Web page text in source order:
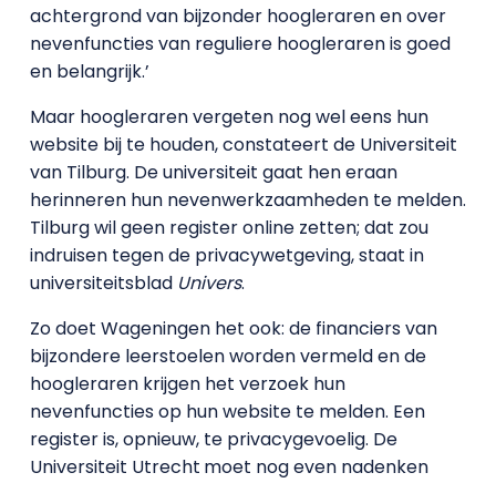
achtergrond van bijzonder hoogleraren en over
nevenfuncties van reguliere hoogleraren is goed
en belangrijk.’
Maar hoogleraren vergeten nog wel eens hun
website bij te houden, constateert de Universiteit
van Tilburg. De universiteit gaat hen eraan
herinneren hun nevenwerkzaamheden te melden.
Tilburg wil geen register online zetten; dat zou
indruisen tegen de privacywetgeving, staat in
universiteitsblad Univers.
Zo doet Wageningen het ook: de financiers van
bijzondere leerstoelen worden vermeld en de
hoogleraren krijgen het verzoek hun
nevenfuncties op hun website te melden. Een
register is, opnieuw, te privacygevoelig. De
Universiteit Utrecht moet nog even nadenken